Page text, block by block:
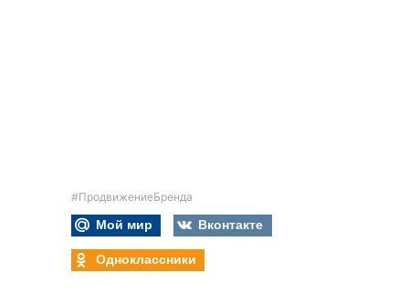
#ПродвижениеБренда
Мой мир
Вконтакте
Одноклассники